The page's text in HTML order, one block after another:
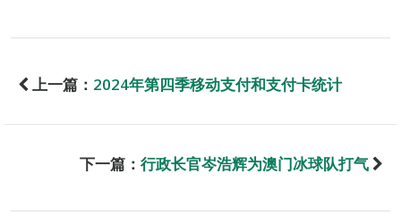
上一篇： 2024年第四季移动支付和支付卡统计
下一篇： 行政长官岑浩辉为澳门冰球队打气